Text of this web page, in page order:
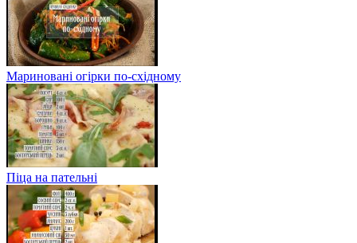
Мариновані огірки по-східному
Піца на пательні